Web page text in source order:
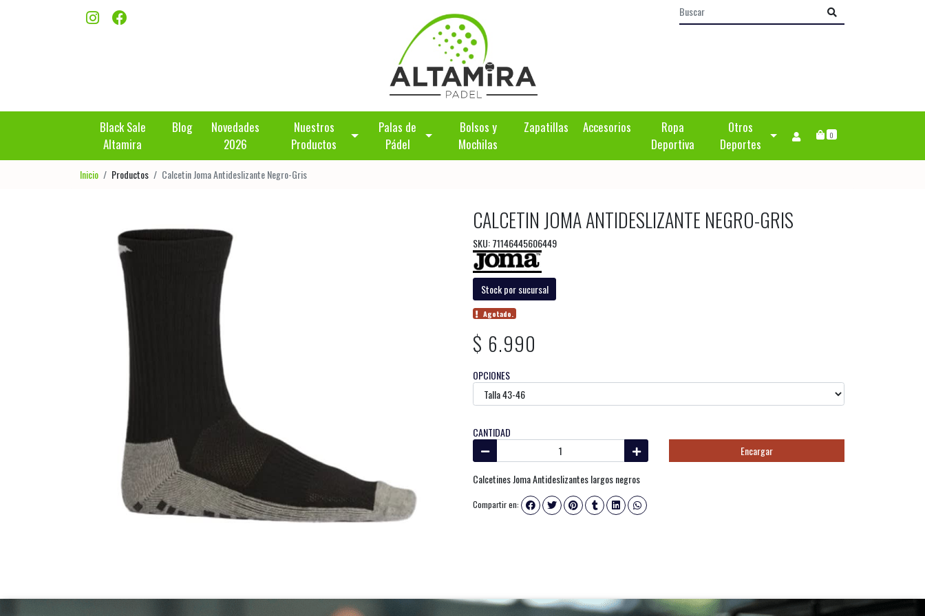
Black Sale
Altamira
Blog
Novedades
2026
Nuestros
Productos
Palas de
Pádel
Bolsos y
Mochilas
Zapatillas Accesorios
Ropa
Deportiva
Otros
Deportes
0
Inicio Productos Calcetin Joma Antideslizante Negro-Gris
CALCETIN JOMA ANTIDESLIZANTE NEGRO-GRIS
SKU: 71146445606449
Stock por sucursal
Agotado.
$ 6.990
OPCIONES
CANTIDAD
Encargar
Calcetines Joma Antideslizantes largos negros
Compartir en: